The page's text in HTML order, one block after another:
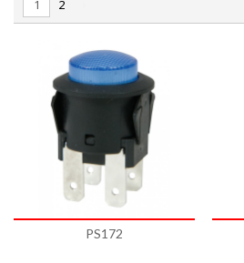
1 2
PS172